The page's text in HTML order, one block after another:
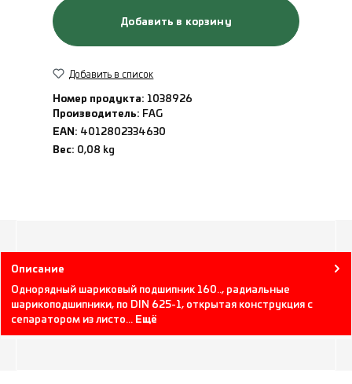
Добавить в корзину
Добавить в список
Номер продукта: 1038926
Производитель: FAG
EAN: 4012802334630
Вес: 0,08 kg
Описание
Однорядный шариковый подшипник 160.., радиальные
шарикоподшипники, по DIN 625-1, открытая конструкция с
сепаратором из листо… Ещё